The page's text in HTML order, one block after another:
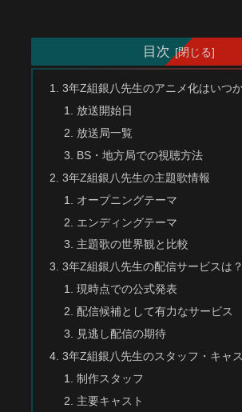
目次
3年Z組銀八先生のアニメ化はいつ
放送開始日
放送局一覧
BS・地方局での視聴方法
3年Z組銀八先生の主題歌情報
オープニングテーマ
エンディングテーマ
主題歌の世界観と比較
3年Z組銀八先生の配信サービスは？
現時点での公式発表
配信候補として有力なサービス
見逃し配信の期待
3年Z組銀八先生のスタッフ・キャ
制作スタッフ
主要キャスト